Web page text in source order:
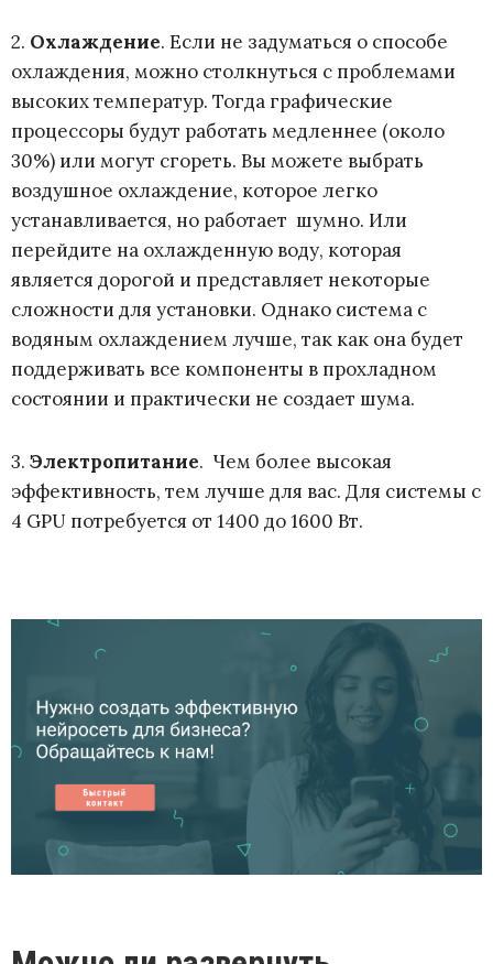
2. Охлаждение. Если не задуматься о способе
охлаждения, можно столкнуться с проблемами
высоких температур. Тогда графические
процессоры будут работать медленнее (около
30%) или могут сгореть. Вы можете выбрать
воздушное охлаждение, которое легко
устанавливается, но работает шумно. Или
перейдите на охлажденную воду, которая
является дорогой и представляет некоторые
сложности для установки. Однако система с
водяным охлаждением лучше, так как она будет
поддерживать все компоненты в прохладном
состоянии и практически не создает шума.
3. Электропитание. Чем более высокая
эффективность, тем лучше для вас. Для системы с
4 GPU потребуется от 1400 до 1600 Вт.